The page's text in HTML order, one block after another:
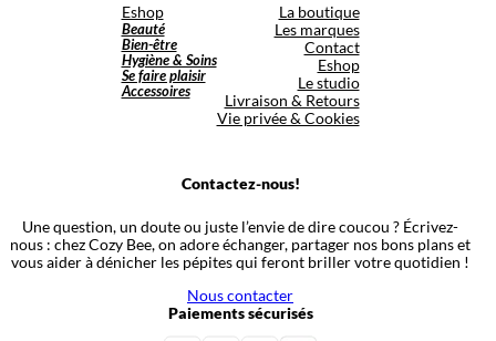
Eshop
Beauté
Bien-être
Hygiène & Soins
Se faire plaisir
Accessoires
La boutique
Les marques
Contact
Eshop
Le studio
Livraison & Retours
Vie privée & Cookies
Contactez-nous!
Une question, un doute ou juste l’envie de dire coucou ? Écrivez-
nous : chez Cozy Bee, on adore échanger, partager nos bons plans et
vous aider à dénicher les pépites qui feront briller votre quotidien !
Nous contacter
Paiements sécurisés